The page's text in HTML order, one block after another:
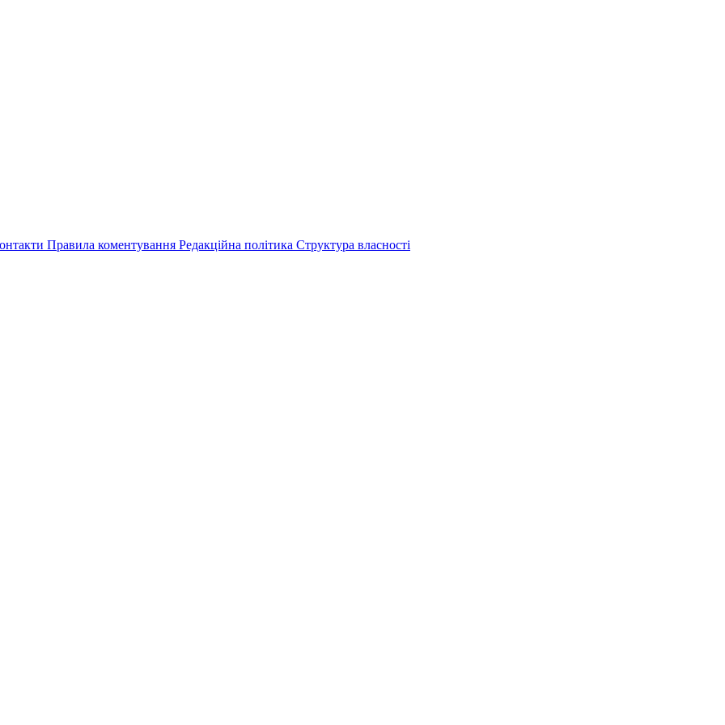
Правила коментування Редакційна політика Структура власності